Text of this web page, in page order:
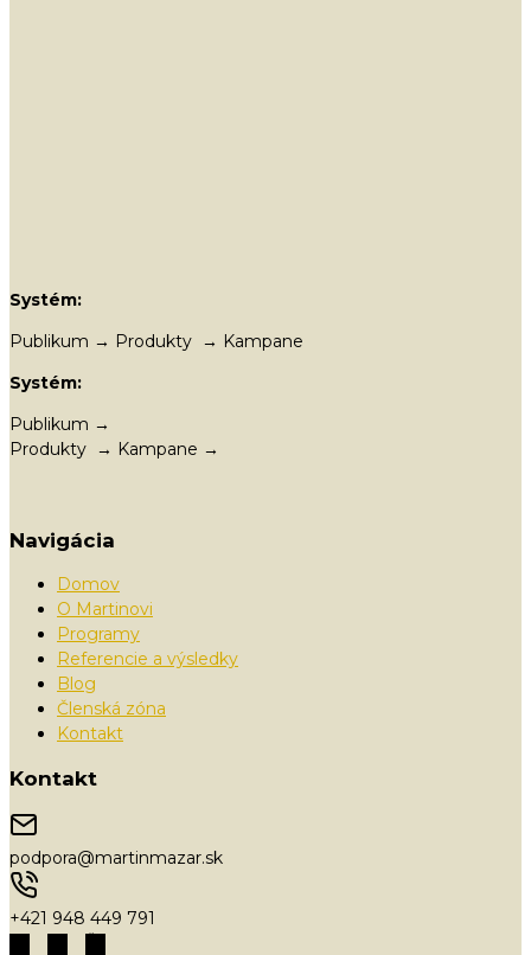
Systém:
Publikum → Produkty → Kampane
Systém:
Publikum →
Produkty → Kampane →
Navigácia
Domov
O Martinovi
Programy
Referencie a výsledky
Blog
Členská zóna
Kontakt
Kontakt
podpora@martinmazar.sk
+421 948 449 791